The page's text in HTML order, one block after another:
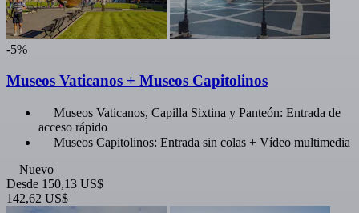
-5%
Museos Vaticanos + Museos Capitolinos
Museos Vaticanos, Capilla Sixtina y Panteón: Entrada de
acceso rápido
Museos Capitolinos: Entrada sin colas + Vídeo multimedia
Nuevo
Desde 150,13 US$
142,62 US$